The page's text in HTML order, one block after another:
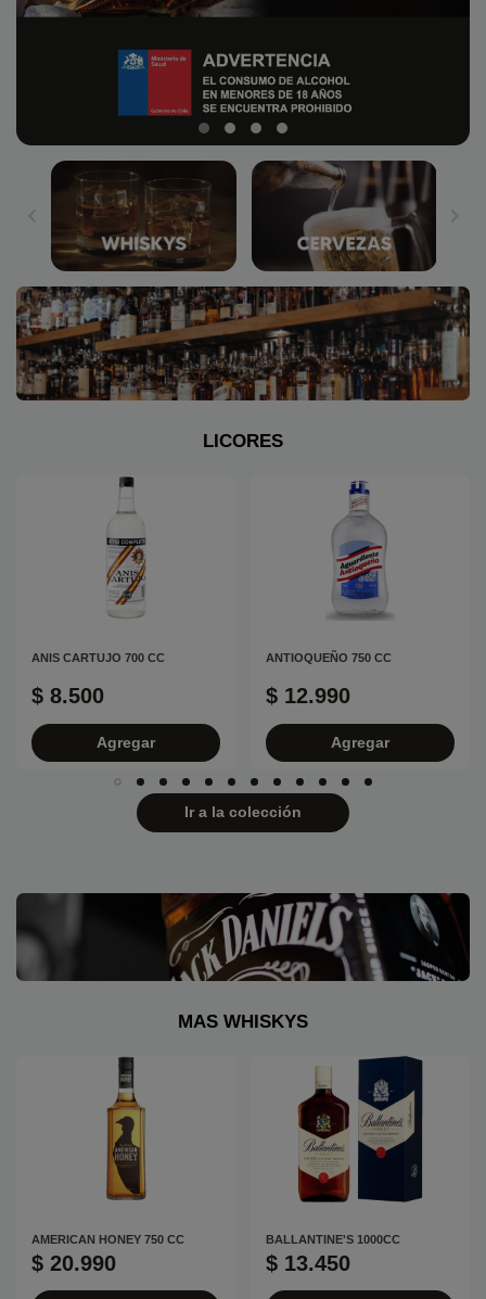
LICORES
ANIS CARTUJO 700 CC
$ 8.500
Agregar
ANTIOQUEÑO 750 CC
$ 12.990
Agregar
Ir a la colección
MAS WHISKYS
AMERICAN HONEY 750 CC
$ 20.990
BALLANTINE'S 1000CC
$ 13.450